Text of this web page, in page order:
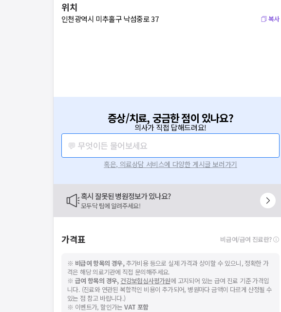
위치
인천광역시 미추홀구 낙섬중로 37 복사
증상/치료, 궁금한 점이 있나요?
의사가 직접 답해드려요!
💬 무엇이든 물어보세요
혹은, 의료상담 서비스에 다양한 게시글 보러가기
혹시 잘못된 병원정보가 있나요?
모두닥 팀에 알려주세요!
가격표 비급여/급여 진료란?
※ 비급여 항목의 경우,추가비용 등으로 실제 가격과 상이할 수 있으니, 정확한 가
격은 해당 의료기관에 직접 문의해주세요.
※ 급여 항목의 경우, 건강보험심사평가원에 고지되어 있는 급여 진료 기준 가격입
니다. (진료와 연관된 복합적인 비용이 추가되어, 병원마다 금액이 다르게 산정될 수
있는 점 참고 바랍니다.)
※ 이벤트가, 할인가는VAT 포함